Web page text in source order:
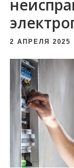
2 АПРЕЛЯ 2025